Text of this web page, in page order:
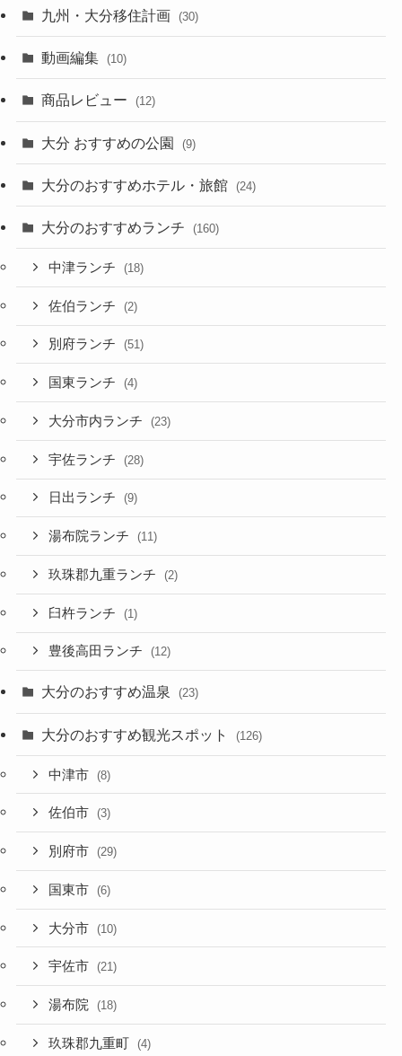
九州・大分移住計画 (30)
動画編集 (10)
商品レビュー (12)
大分 おすすめの公園 (9)
大分のおすすめホテル・旅館 (24)
大分のおすすめランチ (160)
中津ランチ (18)
佐伯ランチ (2)
別府ランチ (51)
国東ランチ (4)
大分市内ランチ (23)
宇佐ランチ (28)
日出ランチ (9)
湯布院ランチ (11)
玖珠郡九重ランチ (2)
臼杵ランチ (1)
豊後高田ランチ (12)
大分のおすすめ温泉 (23)
大分のおすすめ観光スポット (126)
中津市 (8)
佐伯市 (3)
別府市 (29)
国東市 (6)
大分市 (10)
宇佐市 (21)
湯布院 (18)
玖珠郡九重町 (4)